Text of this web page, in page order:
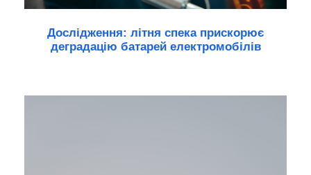
Дослідження: літня спека прискорює
деградацію батарей електромобілів